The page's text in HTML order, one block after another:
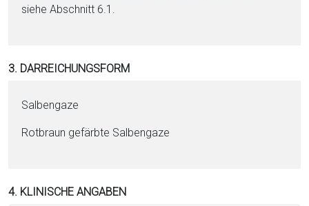
siehe Abschnitt 6.1.
3. DARREICHUNGSFORM
Salbengaze
Rotbraun gefärbte Salbengaze
4. KLINISCHE ANGABEN